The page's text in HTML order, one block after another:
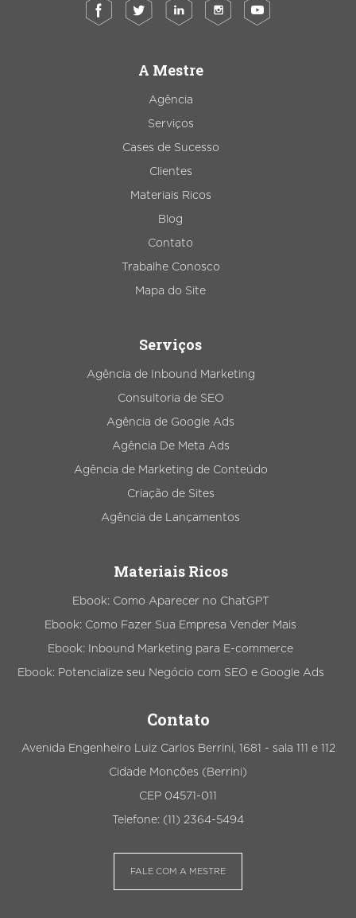
A Mestre
Agência
Serviços
Cases de Sucesso
Clientes
Materiais Ricos
Blog
Contato
Trabalhe Conosco
Mapa do Site
Serviços
Agência de Inbound Marketing
Consultoria de SEO
Agência de Google Ads
Agência De Meta Ads
Agência de Marketing de Conteúdo
Criação de Sites
Agência de Lançamentos
Materiais Ricos
Ebook: Como Aparecer no ChatGPT
Ebook: Como Fazer Sua Empresa Vender Mais
Ebook: Inbound Marketing para E-commerce
Ebook: Potencialize seu Negócio com SEO e Google Ads
Contato
Avenida Engenheiro Luiz Carlos Berrini, 1681 - sala 111 e 112
Cidade Monções (Berrini)
CEP 04571-011
Telefone: (11) 2364-5494
FALE COM A MESTRE